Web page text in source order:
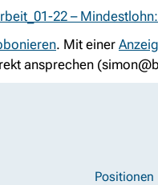
22 –
. Mit einer
ansprechen (
Positionen